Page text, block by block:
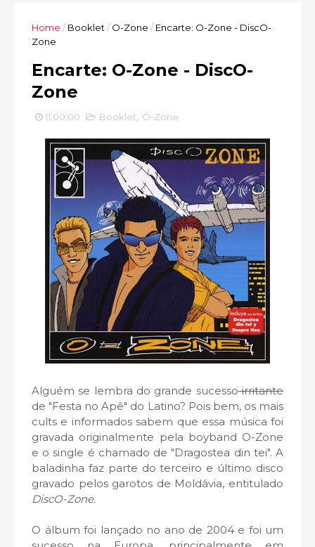
Home / Booklet / O-Zone / Encarte: O-Zone - DiscO-
Zone
Encarte: O-Zone - DiscO-
Zone
11:00:00 Booklet O-Zone
Alguém se lembra do grande sucessoirritante
de "Festa no Apê" do Latino? Pois bem, os mais
cults e informados sabem que essa música foi
gravada originalmente pela boyband O-Zone
e o single é chamado de "Dragostea din tei". A
baladinha faz parte do terceiro e último disco
gravado pelos garotos de Moldávia, entitulado
DiscO-Zone.
O álbum foi lançado no ano de 2004 e foi um